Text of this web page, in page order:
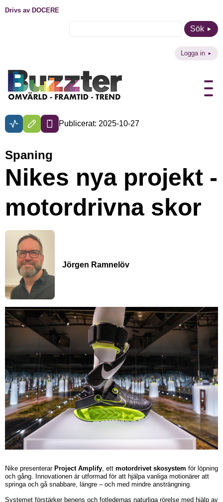
Drivs av DOCERE
Sök
Logga in
Publicerat: 2025-10-27
Spaning
Nikes nya projekt -
motordrivna skor
Jörgen Ramnelöv
Nike presenterar Project Amplify , ett motordrivet skosystem för löpning
och gång. Innovationen är utformad för att hjälpa vanliga motionärer att
springa och gå snabbare, längre – och med mindre ansträngning.
Systemet förstärker benens och fotledernas naturliga rörelse med hjälp av